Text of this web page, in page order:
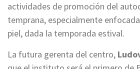
actividades de promoción del
temprana, especialmente
piel, dada la temporada estival.
La futura gerenta del centro,